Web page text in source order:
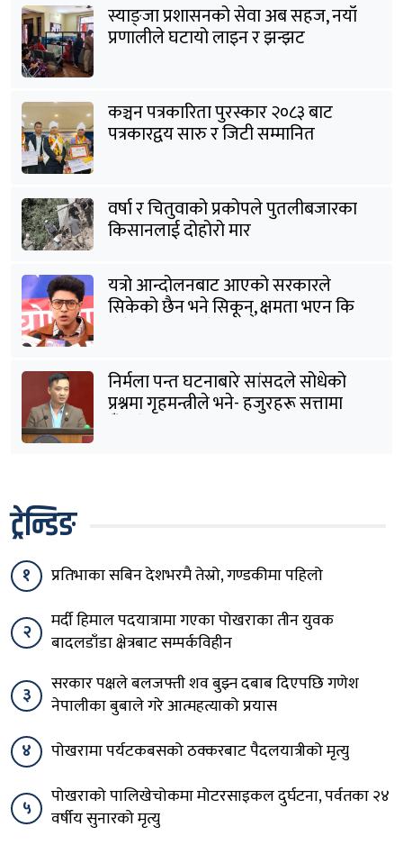
स्याङ्जा प्रशासनको सेवा अब सहज, नयाँ
प्रणालीले घटायो लाइन र झन्झट
कञ्चन पत्रकारिता पुरस्कार २०८३ बाट
पत्रकारद्वय सारु र जिटी सम्मानित
वर्षा र चितुवाको प्रकोपले पुतलीबजारका
किसानलाई दोहोरो मार
यत्रो आन्दोलनबाट आएको सरकारले
सिकेको छैन भने सिकून्, क्षमता भएन कि
निर्मला पन्त घटनाबारे सांसदले सोधेको
प्रश्नमा गृहमन्त्रीले भने- हजुरहरू सत्तामा
ट्रेन्डिङ
१ प्रतिभाका सबिन देशभरमै तेस्रो, गण्डकीमा पहिलो
२
मर्दी हिमाल पदयात्रामा गएका पोखराका तीन युवक
बादलडाँडा क्षेत्रबाट सम्पर्कविहीन
३
सरकार पक्षले बलजफ्ती शव बुझ्न दबाब दिएपछि गणेश
नेपालीका बुबाले गरे आत्महत्याको प्रयास
४
पोखरामा पर्यटकबसको ठक्करबाट पैदलयात्रीको मृत्यु
५
पोखराको पालिखेचोकमा मोटरसाइकल दुर्घटना, पर्वतका २४
वर्षीय सुनारको मृत्यु